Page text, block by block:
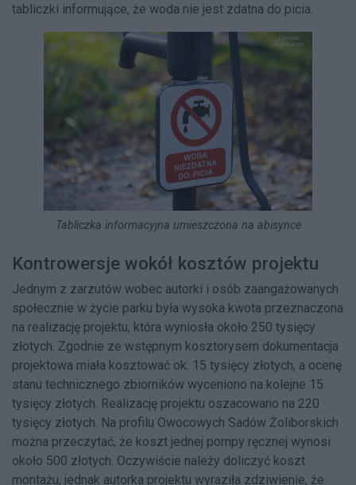
tabliczki informujące, że woda nie jest zdatna do picia.
Tabliczka informacyjna umieszczona na abisynce
Kontrowersje wokół kosztów projektu
Jednym z zarzutów wobec autorki i osób zaangażowanych
społecznie w życie parku była wysoka kwota przeznaczona
na realizację projektu, która wyniosła około 250 tysięcy
złotych. Zgodnie ze wstępnym kosztorysem dokumentacja
projektowa miała kosztować ok. 15 tysięcy złotych, a ocenę
stanu technicznego zbiorników wyceniono na kolejne 15
tysięcy złotych. Realizację projektu oszacowano na 220
tysięcy złotych. Na profilu Owocowych Sadów Żoliborskich
można przeczytać, że koszt jednej pompy ręcznej wynosi
około 500 złotych. Oczywiście należy doliczyć koszt
montażu, jednak autorka projektu wyraziła zdziwienie, że